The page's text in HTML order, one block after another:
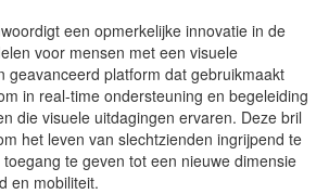
een opmerkelijke innovatie in de
voor mensen met een visuele
geavanceerd platform dat gebruikmaakt
in real-time ondersteuning en begeleiding
die visuele uitdagingen ervaren. Deze bril
het leven van slechtzienden ingrijpend te
te geven tot een nieuwe dimensie
en mobiliteit.